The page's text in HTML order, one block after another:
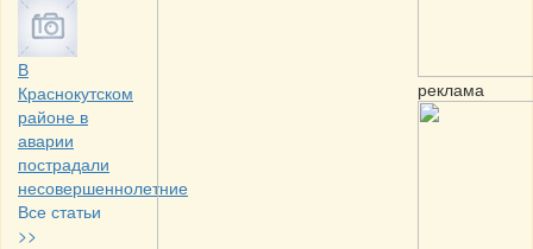
В
Краснокутском
районе в
аварии
пострадали
несовершеннолетние
Все статьи
>>
реклама